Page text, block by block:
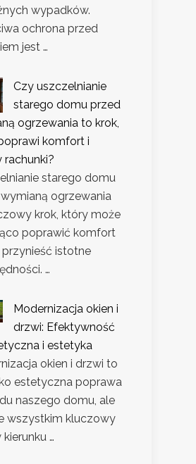
wypadków.
ochrona przed
jest …
Czy uszczelnianie
starego domu przed
ogrzewania to krok,
komfort i
rachunki?
starego domu
ogrzewania
krok, który może
poprawić komfort
przynieść istotne
…
Modernizacja okien i
drzwi: Efektywność
i estetyka
okien i drzwi to
estetyczna poprawa
naszego domu, ale
wszystkim kluczowy
kierunku …